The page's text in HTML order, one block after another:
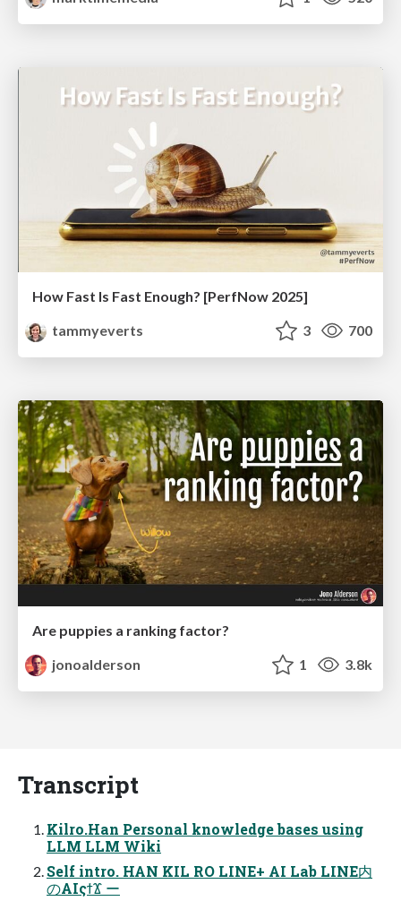
How Fast Is Fast Enough? [PerfNow 2025]
tammyeverts
3 700
Are puppies a ranking factor?
jonoalderson
1 3.8k
Transcript
Kilro.Han Personal knowledge bases using
LLM LLM Wiki
Self intro. HAN KIL RO LINE+ AI Lab LINE内
のAIςϯϪ ー